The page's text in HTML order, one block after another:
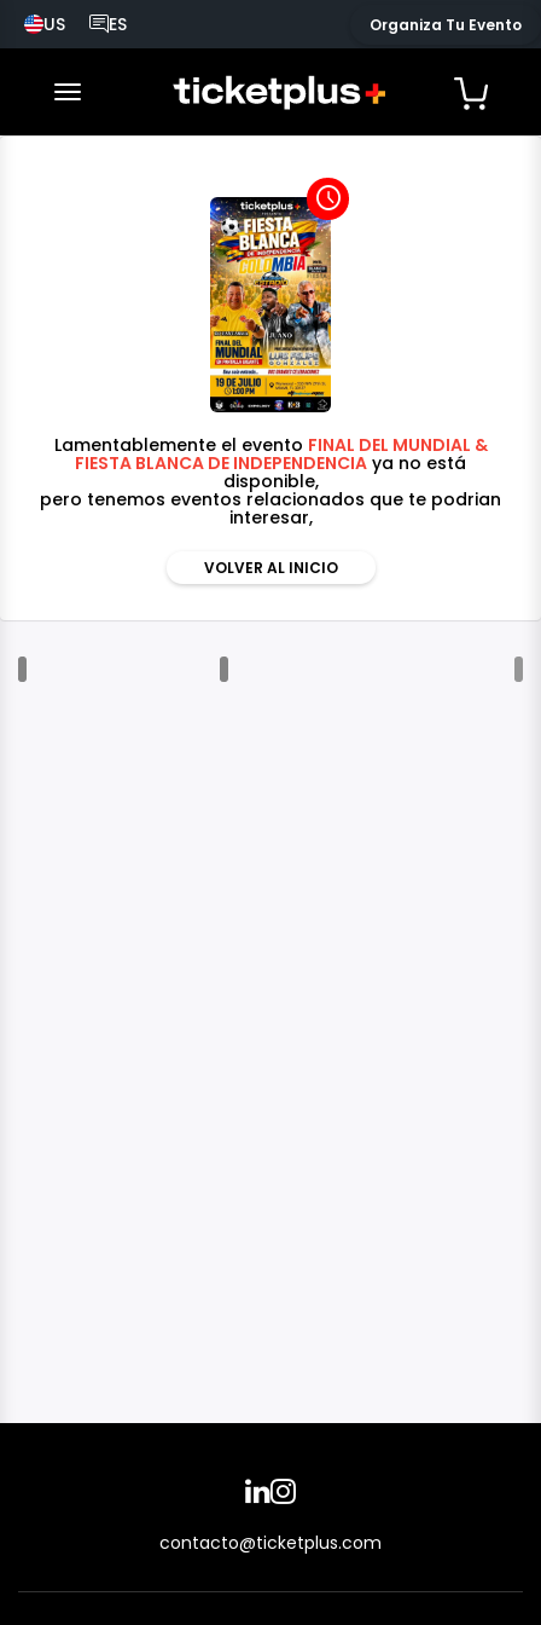
US
País seleccionado, cambiar país
ES
Idioma seleccionado, cambiar idiomaOrganiza Tu Evento
desplegar navegación
access_time
Lamentablemente el evento FINAL DEL MUNDIAL &
FIESTA BLANCA DE INDEPENDENCIA ya no está
disponible,
pero tenemos eventos relacionados que te podrian
interesar,
VOLVER AL INICIO
contacto@ticketplus.com